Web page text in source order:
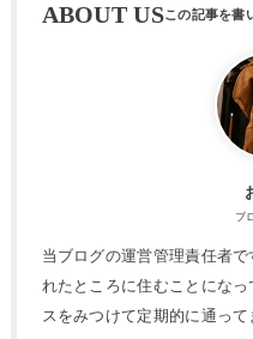
ABOUT US
ブ
当ブログの運営管理責任者
れたところに住むことにな
スをみつけて定期的に通って